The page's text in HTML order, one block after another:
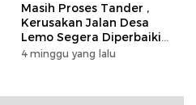
Masih Proses Tander ,
Kerusakan Jalan Desa
Lemo Segera Diperbaiki
Tahun Ini
4 minggu yang lalu